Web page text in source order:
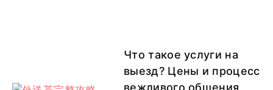
Что такое услуги на
выезд? Цены и процесс
вежливого общения